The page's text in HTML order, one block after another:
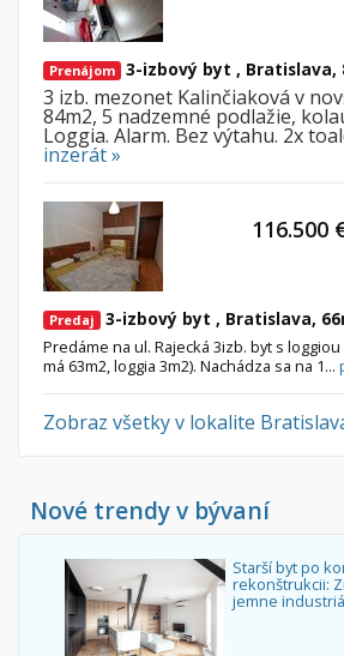
Prenájom 3-izbový byt , Bratislava,
3 izb. mezonet Kalinčiaková v
84m2, 5 nadzemné podlažie,
Loggia. Alarm. Bez výtahu. 2x
inzerát »
Predaj 3-izbový byt , Bratislava,
Predáme na ul. Rajecká 3izb. byt s
má 63m2, loggia 3m2). Nachádza sa na 1...
116.500
Zobraz všetky v lokalite
Nové trendy v bývaní
Starší byt po
rekonštrukcii:
jemne